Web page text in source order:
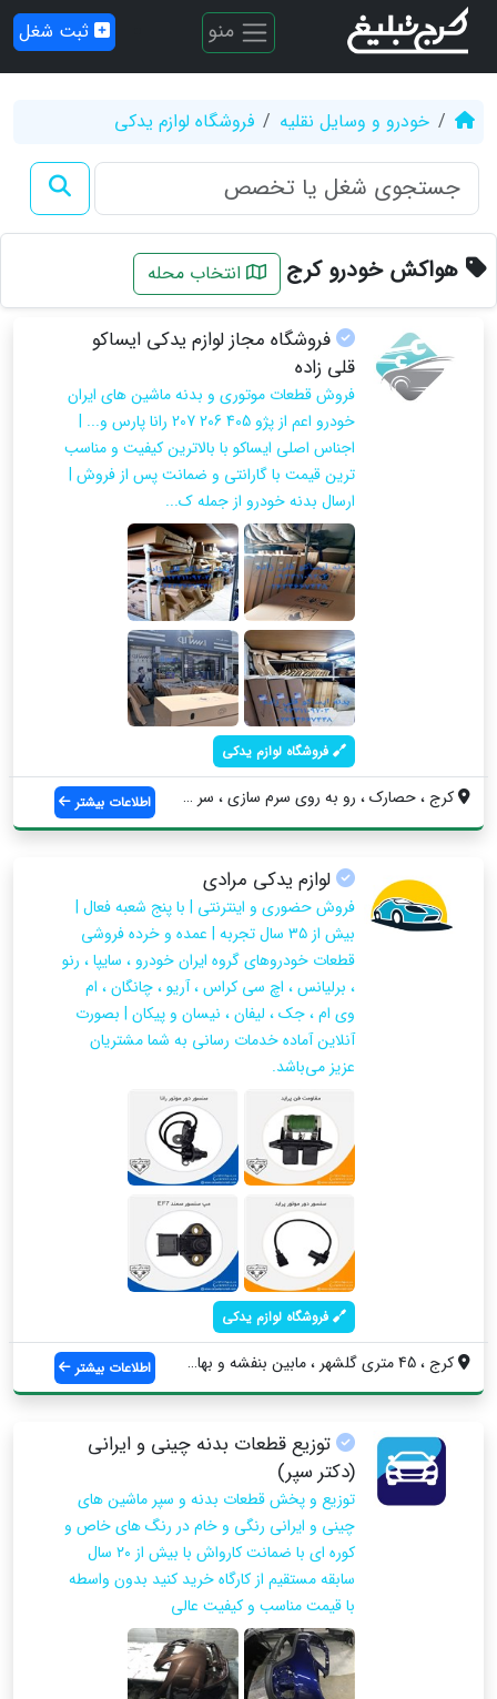
منو ثبت شغل
خودرو و وسایل نقلیه فروشگاه لوازم یدکی
هواکش خودرو کرج انتخاب محله
فروشگاه مجاز لوازم یدکی ایساکو
قلی زاده
فروش قطعات موتوری و بدنه ماشین های ایران
خودرو اعم از پژو 405 206 207 رانا پارس و... |
اجناس اصلی ایساکو با بالاترین کیفیت و مناسب
ترین قیمت با گارانتی و ضمانت پس از فروش |
ارسال بدنه خودرو از جمله ک...
فروشگاه لوازم یدکی
کرج ، حصارک ، رو به روی سرم سازی ، سر کو... اطلاعات بیشتر
لوازم یدکی مرادی
فروش حضوری و اینترنتی | با پنج شعبه فعال |
بیش از ۳۵ سال تجربه | عمده و خرده فروشی
قطعات خودروهای گروه ایران خودرو ، سایپا ، رنو
، برلیانس ، اچ سی کراس ، آریو ، چانگان ، ام
وی ام ، جک ، لیفان ، نیسان و پیکان | بصورت
آنلاین آماده خدمات رسانی به شما مشتریان
عزیز می‌باشد.
فروشگاه لوازم یدکی
کرج ، 45 متری گلشهر ، مابین بنفشه و بهار... اطلاعات بیشتر
توزیع قطعات بدنه چینی و ایرانی
(دکتر سپر)
توزیع و پخش قطعات بدنه و سپر ماشین های
چینی و ایرانی رنگی و خام در رنگ های خاص و
کوره ای با ضمانت کارواش با بیش از ۲۰ سال
سابقه مستقیم از کارگاه خرید کنید بدون واسطه
با قیمت مناسب و کیفیت عالی